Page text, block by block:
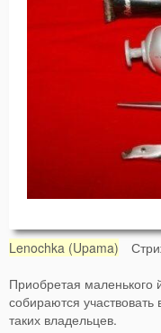
Lenochka (Upama)
Приобретая маленького
собираются
таких владельцев.